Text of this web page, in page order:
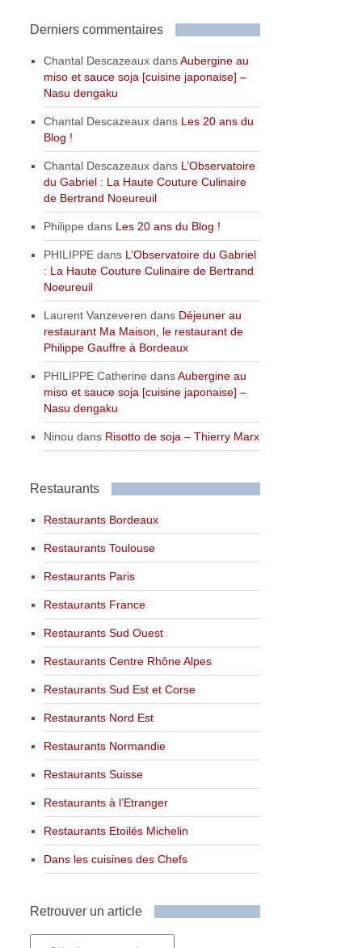
Derniers commentaires
Chantal Descazeaux dansAubergine au
miso et sauce soja [cuisine japonaise] –
Nasu dengaku
Chantal Descazeaux dans Les 20 ans du
Blog !
Chantal Descazeaux dans L’Observatoire
du Gabriel : La Haute Couture Culinaire
de Bertrand Noeureuil
Philippe dans Les 20 ans du Blog !
PHILIPPE dans L’Observatoire du Gabriel
: La Haute Couture Culinaire de Bertrand
Noeureuil
Laurent Vanzeveren dans Déjeuner au
restaurant Ma Maison, le restaurant de
Philippe Gauffre à Bordeaux
PHILIPPE Catherine dansAubergine au
miso et sauce soja [cuisine japonaise] –
Nasu dengaku
Ninou dans Risotto de soja – Thierry Marx
Restaurants
Restaurants Bordeaux
Restaurants Toulouse
Restaurants Paris
Restaurants France
Restaurants Sud Ouest
Restaurants Centre Rhône Alpes
Restaurants Sud Est et Corse
Restaurants Nord Est
Restaurants Normandie
Restaurants Suisse
Restaurants à l’Etranger
Restaurants Etoilés Michelin
Dans les cuisines des Chefs
Retrouver un article